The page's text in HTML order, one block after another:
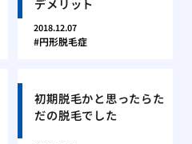
2018.12.07
円形脱毛症
初期脱毛かと思ったらた
だの脱毛でした